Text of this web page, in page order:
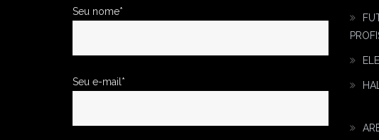
Seu nome*
Seu e-mail*